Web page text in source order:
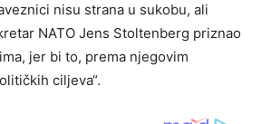
nisu strana u sukobu, ali
NATO Jens Stoltenberg priznao
jer bi to, prema njegovim
ciljeva“.